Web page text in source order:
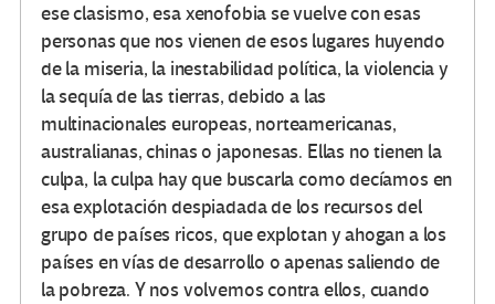
ese clasismo, esa xenofobia se vuelve con esas
personas que nos vienen de esos lugares huyendo
de la miseria, la inestabilidad política, la violencia y
la sequía de las tierras, debido a las
multinacionales europeas, norteamericanas,
australianas, chinas o japonesas. Ellas no tienen la
culpa, la culpa hay que buscarla como decíamos en
esa explotación despiadada de los recursos del
grupo de países ricos, que explotan y ahogan a los
países en vías de desarrollo o apenas saliendo de
la pobreza. Y nos volvemos contra ellos, cuando